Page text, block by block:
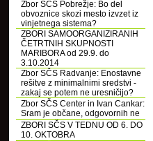
Zbor SČS Pobrežje: Bo del
obvoznice skozi mesto izvzet iz
vinjetnega sistema?
ZBORI SAMOORGANIZIRANIH
ČETRTNIH SKUPNOSTI
MARIBORA od 29.9. do
3.10.2014
Zbor SČS Radvanje: Enostavne
rešitve z minimalnimi sredstvi -
zakaj se potem ne uresničijo?
Zbor SČS Center in Ivan Cankar:
Sram je občane, odgovornih ne
ZBORI SČS V TEDNU OD 6. DO
10. OKTOBRA